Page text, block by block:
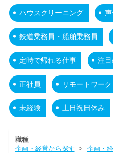
ハウスクリーニング
鉄道乗務員・船舶乗務員
定時で帰れる仕事 注
正社員 リモートワー
未経験 土日祝日休み
職種
企画・経営から探す > 企画・